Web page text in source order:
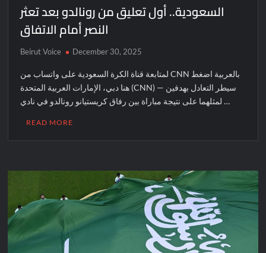
السعودية.. أول تعليق من رونالدو بعد تعثر
النصر أمام الاتفاق
Beirut Voice December 30, 2025
لمتابعة قناة الكرة السعودية على واتساب من CNN بالعربية اضغط
هنا دبي، الإمارات العربية المتحدة (CNN) — سيطر التعادل بهدفين
لمثلهما على نتيجة مباراة بين رفاق كريستيانو رونالدو في نادي …
READ MORE